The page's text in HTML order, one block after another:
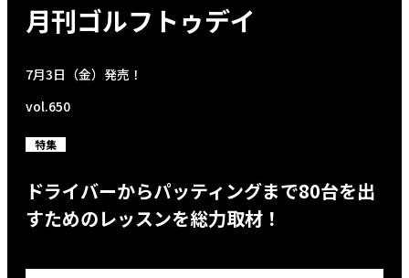
月刊ゴルフトゥデイ
7月3日（金）発売！
vol.650
特集
ドライバーからパッティングまで80台を出
すためのレッスンを総力取材！